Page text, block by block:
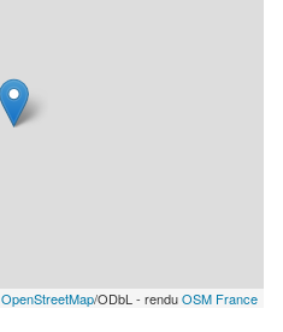
OpenStreetMap/ODbL - renduOSM France